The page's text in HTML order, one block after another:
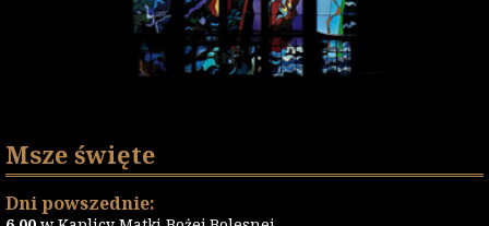
Msze święte
Dni powszednie: